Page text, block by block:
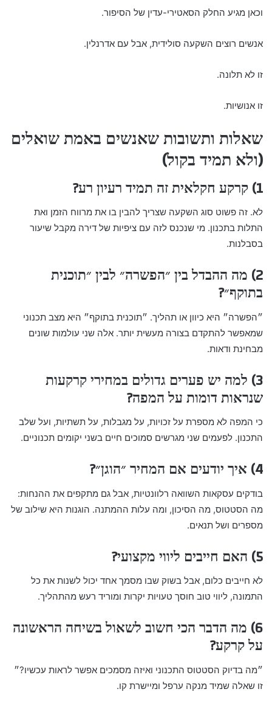
וכאן מגיע החלק הסאטירי-עדין של הסיפור.
אנשים רוצים השקעה סולידית, אבל עם אדרנלין.
זו לא תלונה.
זו אנושיות.
שאלות ותשובות שאנשים באמת שואלים
(ולא תמיד בקול)
1) קרקע חקלאית זה תמיד רעיון רע?
לא. זה פשוט סוג השקעה שצריך להבין בו את מרווח הזמן ואת
התלות בתכנון. מי שנכנס לזה עם ציפיות של דירה מקבל שיעור
בסבלנות.
2) מה ההבדל בין ״הפשרה״ לבין ״תוכנית
בתוקף״?
״הפשרה״ היא כיוון או תהליך. ״תוכנית בתוקף״ היא מצב תכנוני
שמאפשר להתקדם בצורה מעשית יותר. אלה שני עולמות שונים
מבחינת ודאות.
3) למה יש פערים גדולים במחירי קרקעות
שנראות דומות על המפה?
כי המפה לא מספרת על זכויות, על מגבלות, על תשתיות, ועל שלב
התכנון. לפעמים שני מגרשים סמוכים חיים בשני יקומים תכנוניים.
4) איך יודעים אם המחיר ״הוגן״?
בודקים עסקאות השוואה רלוונטיות, אבל גם מתקפים את ההנחות:
מה הסטטוס, מה הסיכון, ומה עלות ההמתנה. הוגנות היא שילוב של
מספרים ושל תנאים.
5) האם חייבים ליווי מקצועי?
לא חייבים כלום, אבל בשוק שבו מסמך אחד יכול לשנות את כל
התמונה, ליווי טוב חוסך טעויות יקרות ומוריד רעש מהתהליך.
6) מה הדבר הכי חשוב לשאול בשיחה הראשונה
על קרקע?
״מה בדיוק הסטטוס התכנוני ואיזה מסמכים אפשר לראות עכשיו?״
זו שאלה שמיד מנקה ערפל ומיישרת קו.